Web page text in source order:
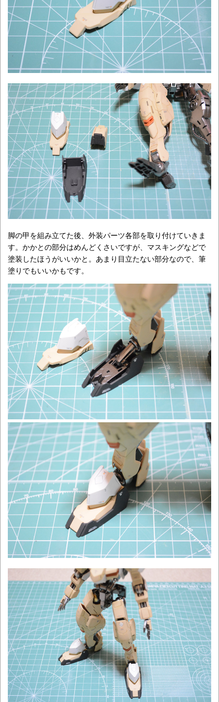
脚の甲を組み立てた後、外装パーツ各部を取り付けていきま
す。かかとの部分はめんどくさいですが、マスキングなどで
塗装したほうがいいかと。あまり目立たない部分なので、筆
塗りでもいいかもです。